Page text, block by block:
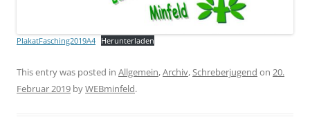
PlakatFasching2019A4 Herunterladen
This entry was posted in Allgemein,Archiv,Schreberjugend on 20.
Februar 2019 byWEBminfeld.